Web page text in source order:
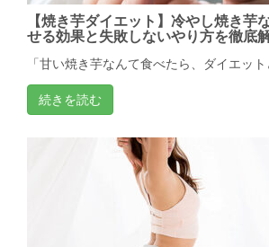
【焼き芋ダイエット】冷やし焼き芋
せる効果と失敗しないやり方を徹底
「甘い焼き芋なんて食べたら、ダイエット
続きを読む